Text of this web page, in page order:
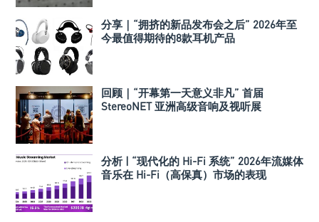
分享｜“拥挤的新品发布会之后” 2026年至
今最值得期待的8款耳机产品
回顾｜“开幕第一天意义非凡” 首届
StereoNET 亚洲高级音响及视听展
分析 | “现代化的 Hi-Fi 系统” 2026年流媒体
音乐在 Hi-Fi（高保真）市场的表现